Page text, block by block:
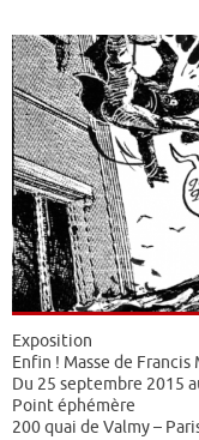
Exposition
Enfin ! Masse de Francis
Du 25 septembre 2015
Point éphémère
200 quai de Valmy –